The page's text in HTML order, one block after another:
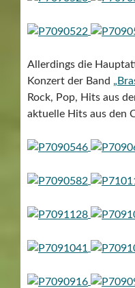
Allerdings die
Konzert der Band
Rock, Pop, Hits aus
aktuelle Hits aus den